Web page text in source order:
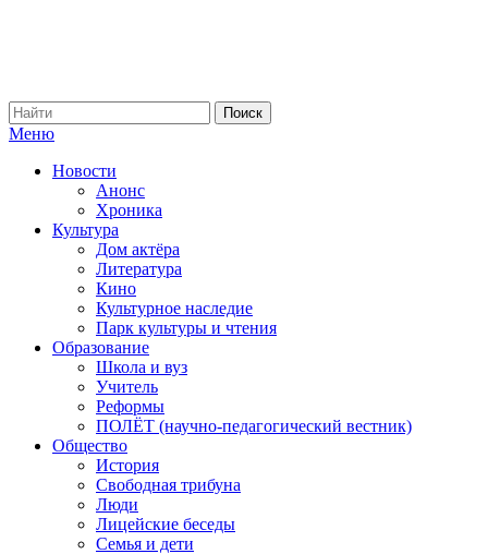
Меню
Новости
Анонс
Хроника
Культура
Дом актёра
Литература
Кино
Культурное наследие
Парк культуры и чтения
Образование
Школа и вуз
Учитель
Реформы
ПОЛЁТ (научно-педагогический вестник)
Общество
История
Свободная трибуна
Люди
Лицейские беседы
Семья и дети